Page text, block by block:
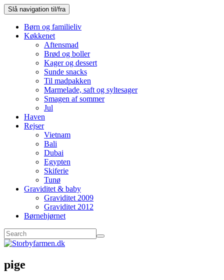
Slå navigation til/fra
Børn og familieliv
Køkkenet
Aftensmad
Brød og boller
Kager og dessert
Sunde snacks
Til madpakken
Marmelade, saft og syltesager
Smagen af sommer
Jul
Haven
Rejser
Vietnam
Bali
Dubai
Egypten
Skiferie
Tunø
Graviditet & baby
Graviditet 2009
Graviditet 2012
Børnehjørnet
pige